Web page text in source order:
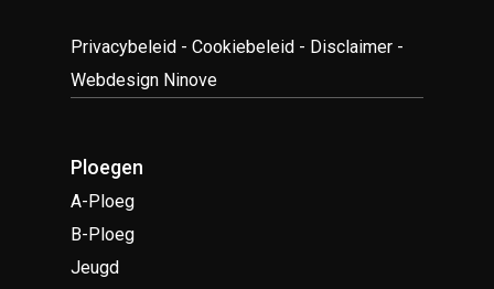
Privacybeleid -Cookiebeleid - Disclaimer -
Webdesign Ninove
Ploegen
A-Ploeg
B-Ploeg
Jeugd